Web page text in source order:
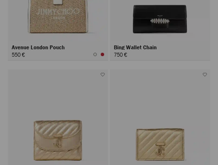
Avenue London Pouch
550 €
Bing Wallet Chain
750 €